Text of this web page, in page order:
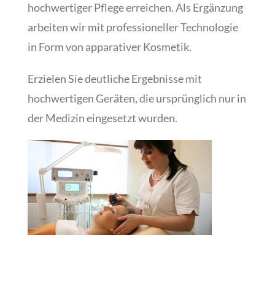
hochwertiger Pflege erreichen. Als Ergänzung
arbeiten wir mit professioneller Technologie
in Form von apparativer Kosmetik.
Erzielen Sie deutliche Ergebnisse mit
hochwertigen Geräten, die ursprünglich nur in
der Medizin eingesetzt wurden.